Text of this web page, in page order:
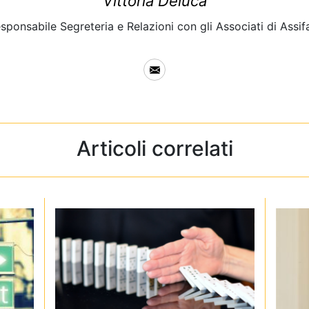
Segreteria e Relazioni con gli Associati di
Articoli correlati